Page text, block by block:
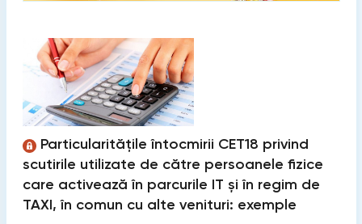
Particularitățile întocmirii CET18 privind
scutirile utilizate de către persoanele fizice
care activează în parcurile IT și în regim de
TAXI, în comun cu alte venituri: exemple